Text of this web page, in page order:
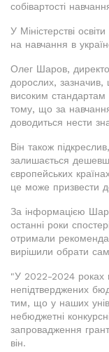
собівартості
У Міністерстві
на навчання в
Олег Шаров,
дорослих, зазначив,
високим стандартам
тому, що за
доводиться нести
Він також
залишається
європейських
це може призвести
За інформацією
останні роки
отримали
вирішили обрати
"У 2022-2024 роках
непідтверджених
тим, що у наших
небюджетні
запровадження
він.